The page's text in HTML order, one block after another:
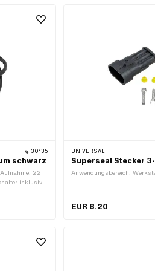
30135
schwarz
22
inklusive:
UNIVERSAL
Superseal Stecker
Anwendungsbereich:
EUR 8.20